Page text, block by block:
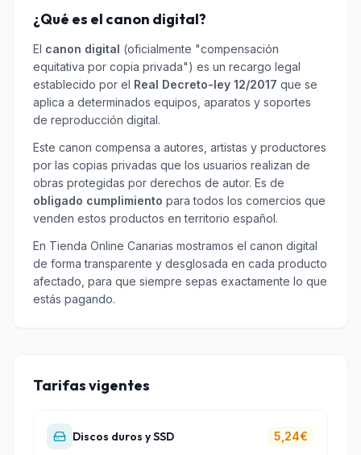
¿Qué es el canon digital?
El canon digital (oficialmente "compensación
equitativa por copia privada") es un recargo legal
establecido por el Real Decreto-ley 12/2017 que se
aplica a determinados equipos, aparatos y soportes
de reproducción digital.
Este canon compensa a autores, artistas y productores
por las copias privadas que los usuarios realizan de
obras protegidas por derechos de autor. Es de
obligado cumplimiento para todos los comercios que
venden estos productos en territorio español.
En Tienda Online Canarias mostramos el canon digital
de forma transparente y desglosada en cada producto
afectado, para que siempre sepas exactamente lo que
estás pagando.
Tarifas vigentes
Discos duros y SSD 5,24€